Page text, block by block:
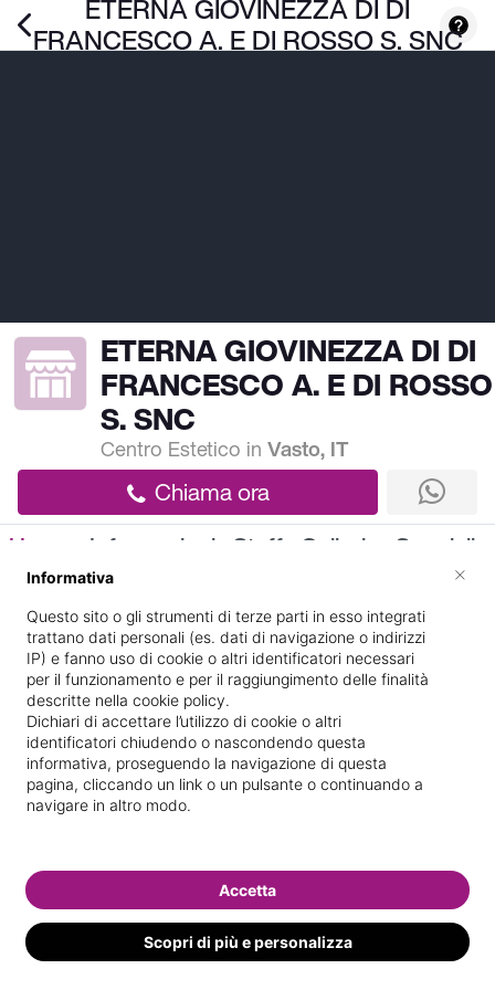
ETERNA GIOVINEZZA DI DI
FRANCESCO A. E DI ROSSO S. SNC
ETERNA GIOVINEZZA DI DI
FRANCESCO A. E DI ROSSO
S. SNC
Centro Estetico inVasto, IT
Chiama ora
Home
Informazioni Staff Galleria
Informazioni
V. GIULIO CESARE 23 Indicazioni stradali
Il nostro staff
Informativa
Questo sito o gli strumenti di terze parti in esso integrati
trattano dati personali (es. dati di navigazione o indirizzi
IP) e fanno uso di cookie o altri identificatori necessari
per il funzionamento e per il raggiungimento delle finalità
descritte nella cookie policy.
Dichiari di accettare l’utilizzo di cookie o altri
identificatori chiudendo o nascondendo questa
informativa, proseguendo la navigazione di questa
pagina, cliccando un link o un pulsante o continuando a
navigare in altro modo.
Scopri di più e personalizza
Accetta
×